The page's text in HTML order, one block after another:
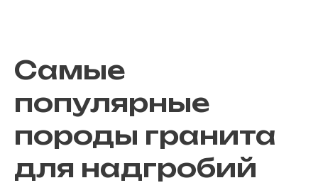
Самые
популярные
породы гранита
для надгробий